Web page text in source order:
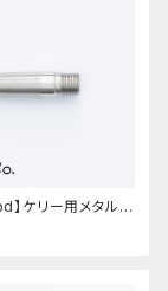
】ケリー用メタルグ
め (ステンレ